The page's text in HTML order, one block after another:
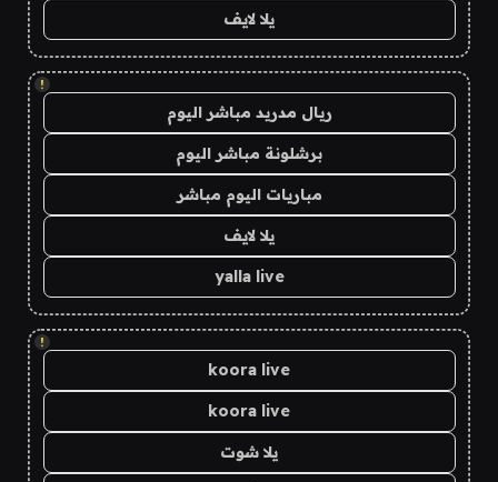
يلا لايف
!
ريال مدريد مباشر اليوم
برشلونة مباشر اليوم
مباريات اليوم مباشر
يلا لايف
yalla live
!
koora live
koora live
يلا شوت